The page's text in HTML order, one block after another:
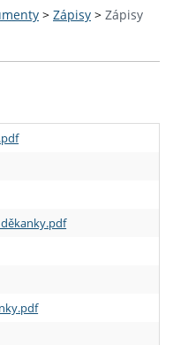
> Zápisy > Zápisy
děkanky.pdf